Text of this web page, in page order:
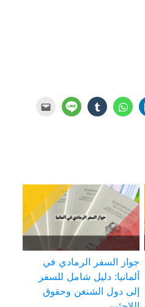
جواز السفر الرمادي في
ألمانيا: دليل شامل للسفر
إلى دول الشنغن وحقوق